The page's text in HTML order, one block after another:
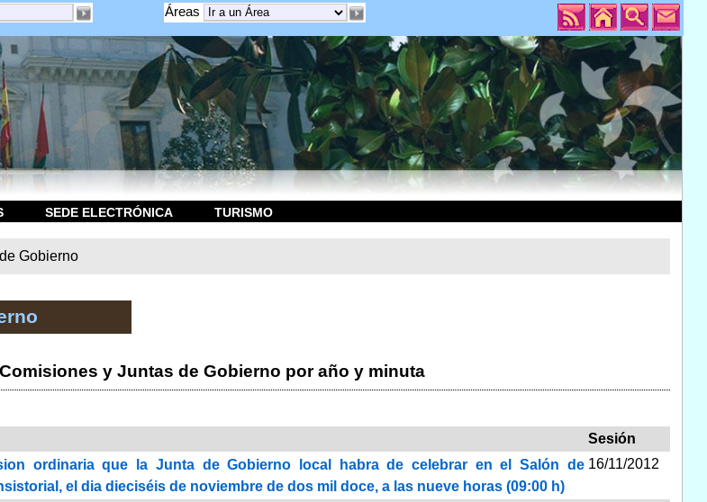
Áreas
SEDE ELECTRÓNICA TURISMO
Gobierno
Comisiones y Juntas de Gobierno por año y minuta
Sesión
ordinaria que la Junta de Gobierno local habra de celebrar en el Salón de
el dia dieciséis de noviembre de dos mil doce, a las nueve horas (09:00 h)
16/11/2012